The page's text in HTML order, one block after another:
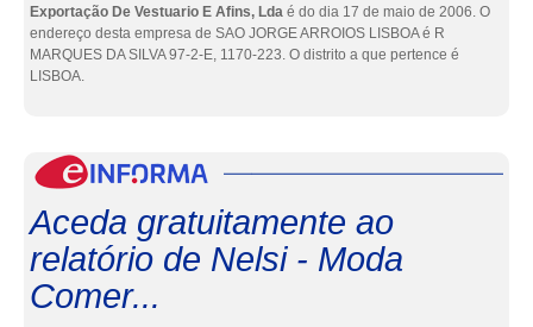
Exportação De Vestuario E Afins, Lda é do dia 17 de maio de 2006. O
endereço desta empresa de SAO JORGE ARROIOS LISBOA é R
MARQUES DA SILVA 97-2-E, 1170-223. O distrito a que pertence é
LISBOA.
Aceda gratuitamente ao
relatório de Nelsi - Moda
Comer...